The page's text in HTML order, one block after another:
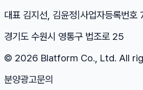
대표 김지선, 김윤정 사업자등록번
경기도 수원시 영통구 법조로 25
© 2026 Blatform Co., Ltd. All
분양광고문의